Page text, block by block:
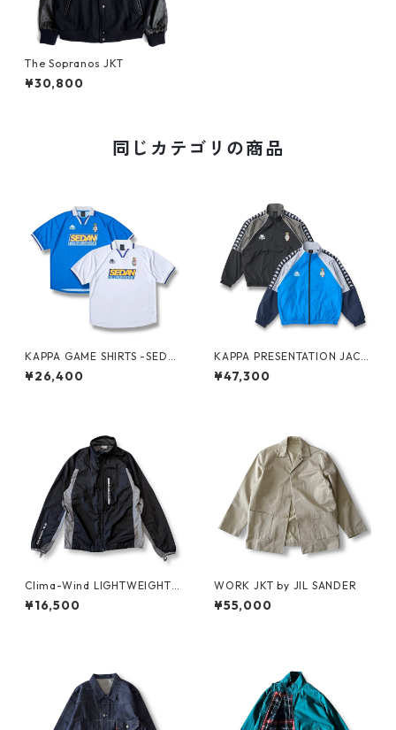
The Sopranos JKT
¥30,800
同じカテゴリの商品
KAPPA GAME SHIRTS -SEDA
N ALL-PURPOSE-
¥26,400
KAPPA PRESENTATION JACK
ET -SEDAN ALL-PURPOSE-
¥47,300
Clima-Wind LIGHTWEIGHT J
KT by SALOMON
¥16,500
WORK JKT by JIL SANDER
¥55,000